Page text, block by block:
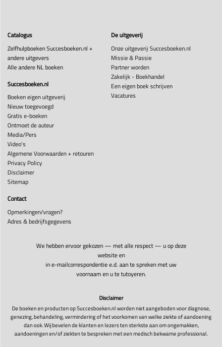
Catalogus
Zelfhulpboeken Succesboeken.nl +
andere uitgevers
Alle andere NL boeken
Succesboeken.nl
Boeken eigen uitgeverij
Nieuw toegevoegd
Gratis e-boeken
Ontmoet de auteur
Media/Pers
Video's
Algemene Voorwaarden + retouren
Privacy Policy
Disclaimer
Sitemap
De uitgeverij
Onze uitgeverij Succesboeken.nl
Missie & Passie
Partner worden
Zakelijk - Boekhandel
Een eigen boek schrijven
Vacatures
Contact
Opmerkingen/vragen?
Adres & bedrijfsgegevens
We hebben ervoor gekozen — met alle respect — u op deze
website en
in e-mailcorrespondentie e.d. aan te spreken met uw
voornaam en u te tutoyeren.
Disclaimer
De boeken en producten op Succesboeken.nl worden niet aangeboden voor diagnose,
genezing, behandeling, vermindering of het voorkomen van welke ziekte of aandoening
dan ook. Wij bevelen de klanten en lezers ten sterkste aan om ongemakken,
aandoeningen en/of ziekten te bespreken met een medisch bekwame professional.